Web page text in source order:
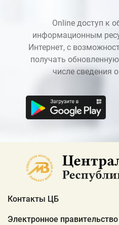
Online доступ к
информационным
Интернет, с
получать
числе сведения
Контакты ЦБ
Электронное правительство